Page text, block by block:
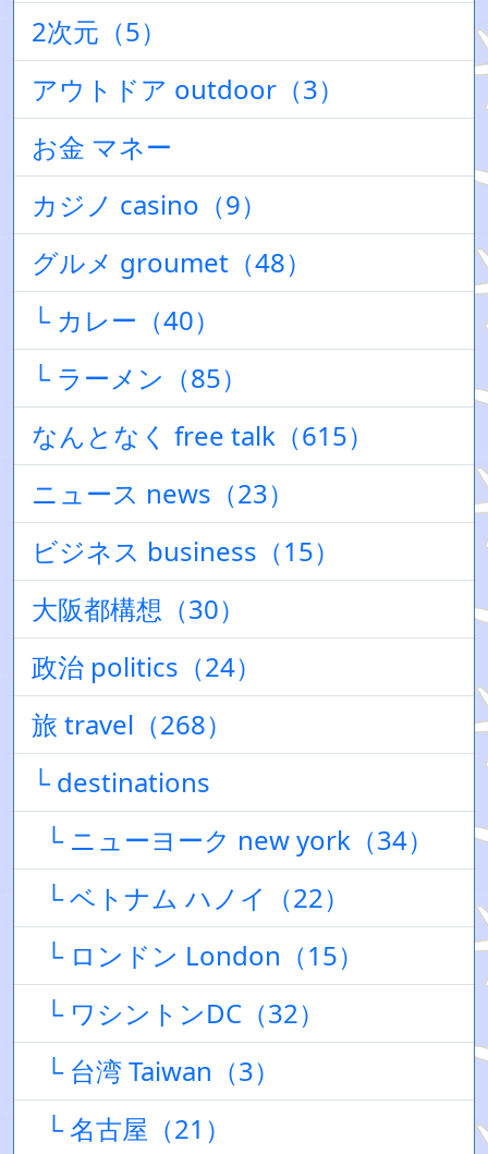
2次元（5）
アウトドア outdoor（3）
お金 マネー
カジノ casino（9）
グルメ groumet（48）
└ カレー（40）
└ ラーメン（85）
なんとなく free talk（615）
ニュース news（23）
ビジネス business（15）
大阪都構想（30）
政治 politics（24）
旅 travel（268）
└ destinations
└ ニューヨーク new york（34）
└ ベトナム ハノイ（22）
└ ロンドン London（15）
└ ワシントンDC（32）
└ 台湾 Taiwan（3）
└ 名古屋（21）